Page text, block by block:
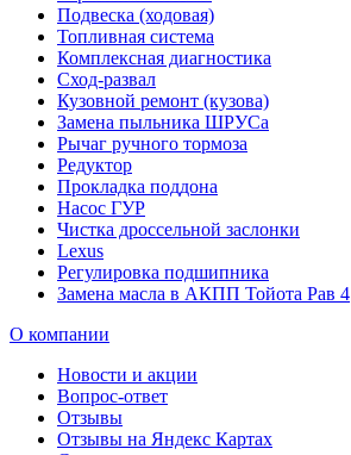
Подвеска (ходовая)
Топливная система
Комплексная диагностика
Сход-развал
Кузовной ремонт (кузова)
Замена пыльника ШРУСа
Рычаг ручного тормоза
Редуктор
Прокладка поддона
Насос ГУР
Чистка дроссельной заслонки
Lexus
Регулировка подшипника
Замена масла в АКПП Тойота Рав 4
О компании
Новости и акции
Вопрос-ответ
Отзывы
Отзывы на Яндекс Картах